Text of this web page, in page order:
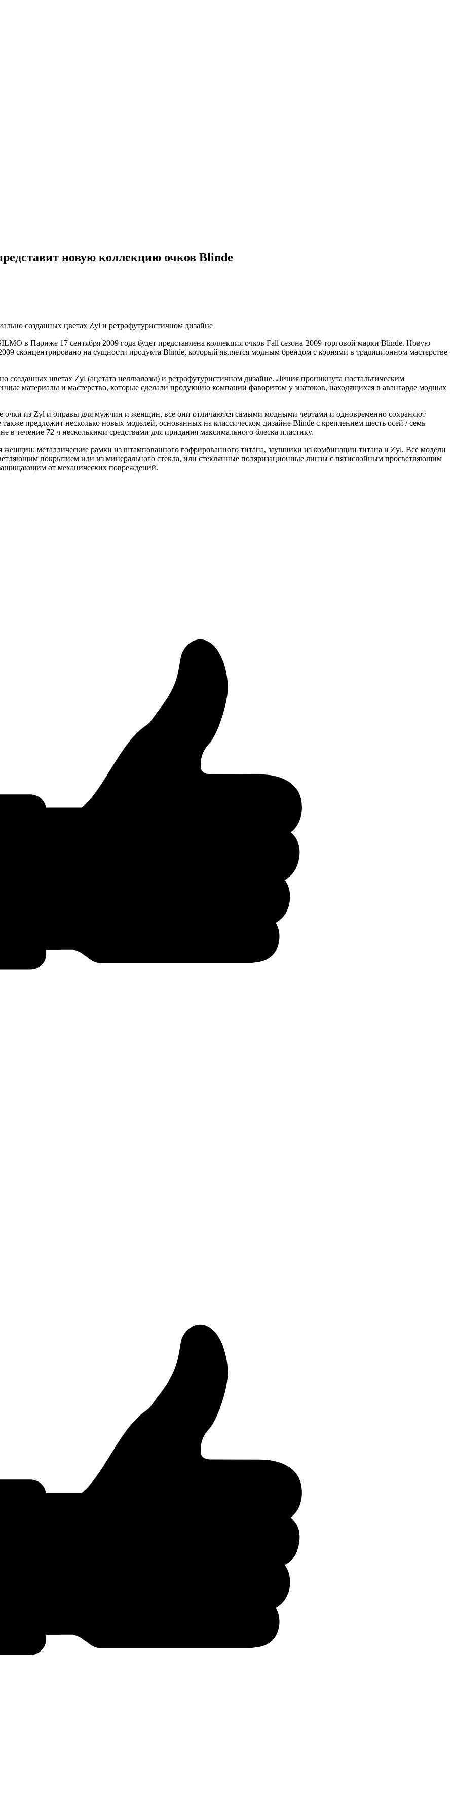
новую коллекцию очков Blinde
созданных цветах Zyl и ретрофутуристичном дизайне
в Париже 17 сентября 2009 года будет представлена коллекция очков Fall сезона-2009 торговой марки Blinde. Новую
сконцентрировано на сущности продукта Blinde, который является модным брендом с корнями в традиционном мастерстве
созданных цветах Zyl (ацетата целлюлозы) и ретрофутуристичном дизайне. Линия проникнута ностальгическим
материалы и мастерство, которые сделали продукцию компании фаворитом у знатоков, находящихся в авангарде модных
очки из Zyl и оправы для мужчин и женщин, все они отличаются самыми модными чертами и одновременно сохраняют
предложит несколько новых моделей, основанных на классическом дизайне Blinde с креплением шесть осей / семь
в течение 72 ч несколькими средствами для придания максимального блеска пластику.
женщин: металлические рамки из штампованного гофрированного титана, заушники из комбинации титана и Zyl. Все модели
покрытием или из минерального стекла, или стеклянные поляризационные линзы с пятислойным просветляющим
от механических повреждений.